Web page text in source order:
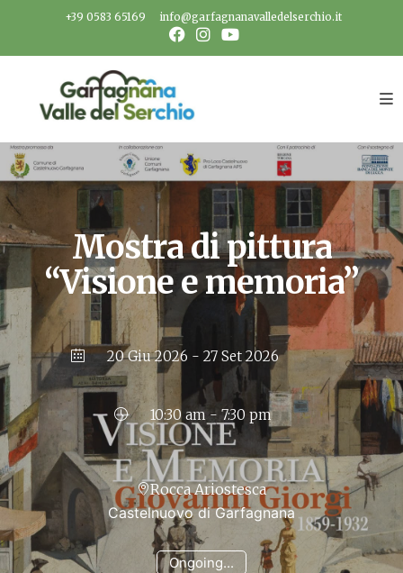
+39 0583 65169 info@garfagnanavalledelserchio.it
Mostra di pittura
“Visione e memoria”
20 Giu 2026 - 27 Set 2026
Ongoing...
10:30 am - 7:30 pm
Rocca Ariostesca
Castelnuovo di Garfagnana